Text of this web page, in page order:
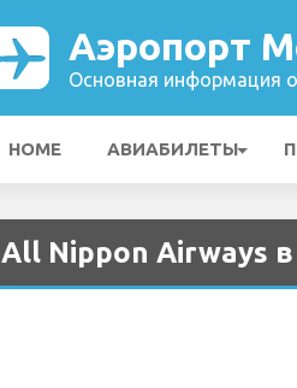
Аэропорт
Основная информация
HOME АВИАБИЛЕТЫ
All Nippon Airways